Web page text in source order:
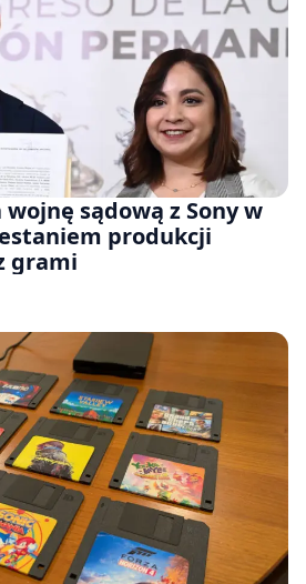
sądową z Sony w
produkcji
grami